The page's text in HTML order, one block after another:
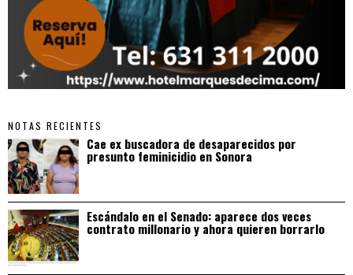
NOTAS RECIENTES
Cae ex buscadora de desaparecidos por
presunto feminicidio en Sonora
Escándalo en el Senado: aparece dos veces
contrato millonario y ahora quieren borrarlo